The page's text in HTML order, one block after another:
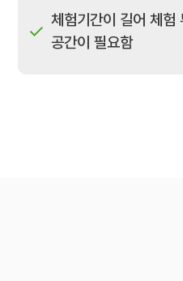
체험기간이 길어 체험
공간이 필요함